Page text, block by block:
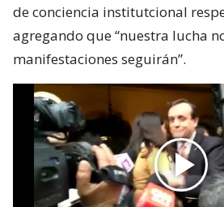
de conciencia institutcional
agregando que “nuestra lucha
manifestaciones seguirán”.